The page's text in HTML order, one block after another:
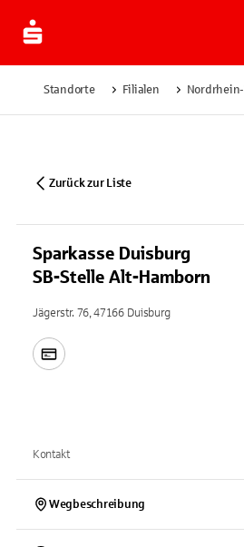
Standorte Filialen
Zurück zur Liste
Sparkasse Duisburg
SB-Stelle Alt-Hamborn
Jägerstr. 76, 47166 Duisburg
Kontakt
Wegbeschreibung